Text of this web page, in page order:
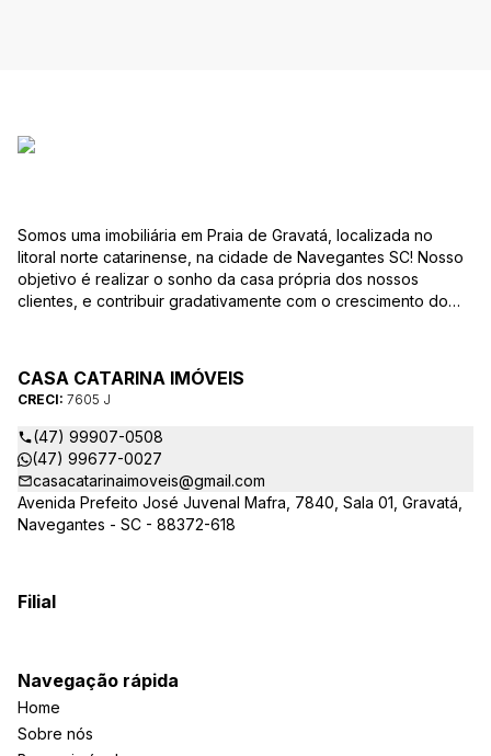
Somos uma imobiliária em Praia de Gravatá, localizada no
litoral norte catarinense, na cidade de Navegantes SC! Nosso
objetivo é realizar o sonho da casa própria dos nossos
clientes, e contribuir gradativamente com o crescimento do
CASA CATARINA IMÓVEIS
CRECI: 7605 J
(47) 99907-0508
(47) 99677-0027
casacatarinaimoveis@gmail.com
Avenida Prefeito José Juvenal Mafra, 7840, Sala 01, Gravatá,
Navegantes - SC - 88372-618
Filial
Navegação rápida
Home
Sobre nós